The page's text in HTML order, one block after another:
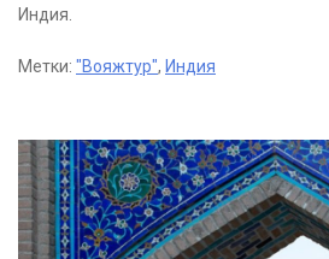
Индия.
Метки: "Вояжтур", Индия